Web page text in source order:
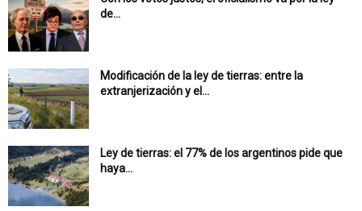
de...
Modificación de la ley de tierras: entre la
extranjerización y el...
Ley de tierras: el 77% de los argentinos pide que
haya...